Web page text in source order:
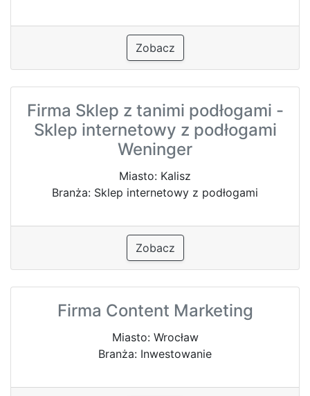
Zobacz
Firma Sklep z tanimi podłogami -
Sklep internetowy z podłogami
Weninger
Miasto: Kalisz
Branża: Sklep internetowy z podłogami
Zobacz
Firma Content Marketing
Miasto: Wrocław
Branża: Inwestowanie